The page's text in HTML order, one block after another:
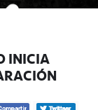
INICIA